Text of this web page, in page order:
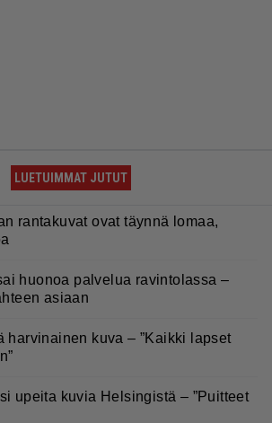
LUETUIMMAT JUTUT
rantakuvat ovat täynnä lomaa,
huonoa palvelua ravintolassa –
asiaan
harvinainen kuva – ”Kaikki lapset
upeita kuvia Helsingistä – ”Puitteet